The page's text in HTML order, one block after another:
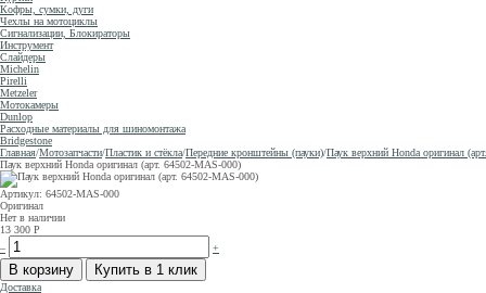
Кофры, сумки, дуги
Чехлы на мотоциклы
Сигнализации, Блокираторы
Инструмент
Слайдеры
Michelin
Pirelli
Metzeler
Мотокамеры
Dunlop
Расходные материалы для шиномонтажа
Bridgestone
Главная/Мотозапчасти/Пластик и стёкла/Передние кронштейны (пауки)/Паук верхний Honda оригинал
Паук верхний Honda оригинал (арт. 64502-MAS-000)
Артикул: 64502-MAS-000
Оригинал
Нет в наличии
13 300 Р
–
+
Доставка